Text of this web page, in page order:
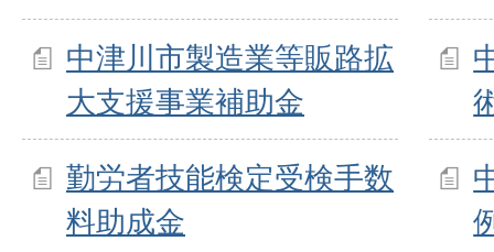
中津川市製造業等販路拡
大支援事業補助金
勤労者技能検定受検手数
料助成金